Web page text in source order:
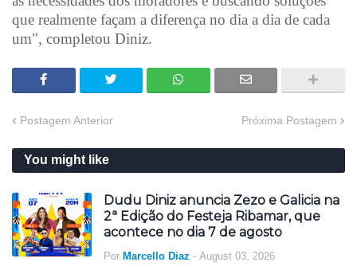
que realmente façam a diferença no dia a dia de cada
um", completou Diniz.
Postagem Anterior Próxima Postagem
You might like
Dudu Diniz anuncia Zezo e Galicia na
2ª Edição do Festeja Ribamar, que
acontece no dia 7 de agosto
Por Marcello Diaz - August 03, 2026